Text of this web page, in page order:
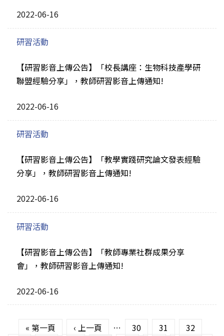
2022-06-16
研習活動
【研習影音上傳公告】「校長講座：生物科技產學研
聯盟經驗分享」，教師研習影音上傳通知!
2022-06-16
研習活動
【研習影音上傳公告】「教學實踐研究論文發表經驗
分享」，教師研習影音上傳通知!
2022-06-16
研習活動
【研習影音上傳公告】「教師專業社群成果分享
會」，教師研習影音上傳通知!
2022-06-16
« 第一頁 ‹ 上一頁 … 30 31 32